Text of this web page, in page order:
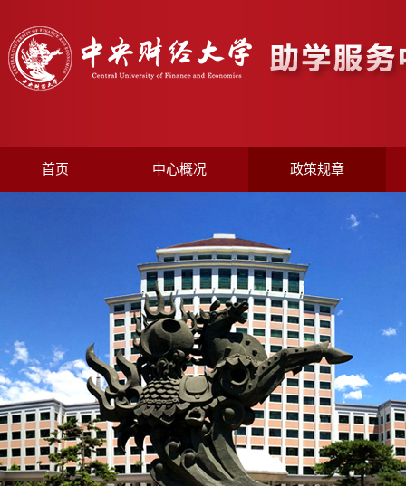
首页 中心概况 政策规章